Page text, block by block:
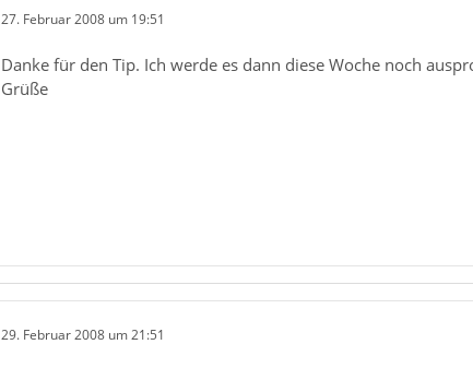
27. Februar 2008 um 19:51
Danke für den Tip. Ich werde es dann diese Woche noch
Grüße
29. Februar 2008 um 21:51